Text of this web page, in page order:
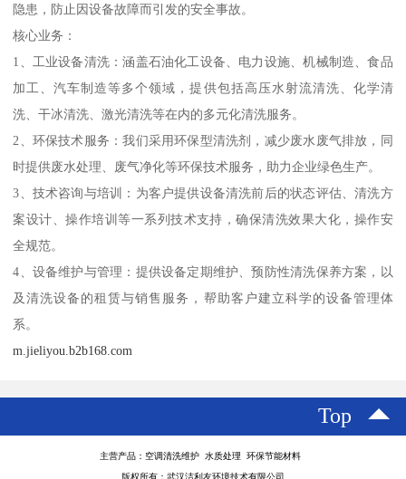
隐患，防止因设备故障而引发的安全事故。
核心业务：
1、工业设备清洗：涵盖石油化工设备、电力设施、机械制造、食品
加工、汽车制造等多个领域，提供包括高压水射流清洗、化学清
洗、干冰清洗、激光清洗等在内的多元化清洗服务。
2、环保技术服务：我们采用环保型清洗剂，减少废水废气排放，同
时提供废水处理、废气净化等环保技术服务，助力企业绿色生产。
3、技术咨询与培训：为客户提供设备清洗前后的状态评估、清洗方
案设计、操作培训等一系列技术支持，确保清洗效果大化，操作安
全规范。
4、设备维护与管理：提供设备定期维护、预防性清洗保养方案，以
及清洗设备的租赁与销售服务，帮助客户建立科学的设备管理体
系。
m.jieliyou.b2b168.com
Top
主营产品：空调清洗维护 水质处理 环保节能材料
版权所有：武汉洁利友环境技术有限公司